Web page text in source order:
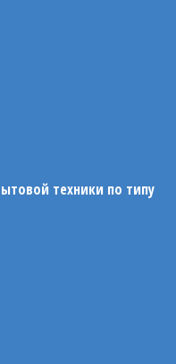
техники по типу